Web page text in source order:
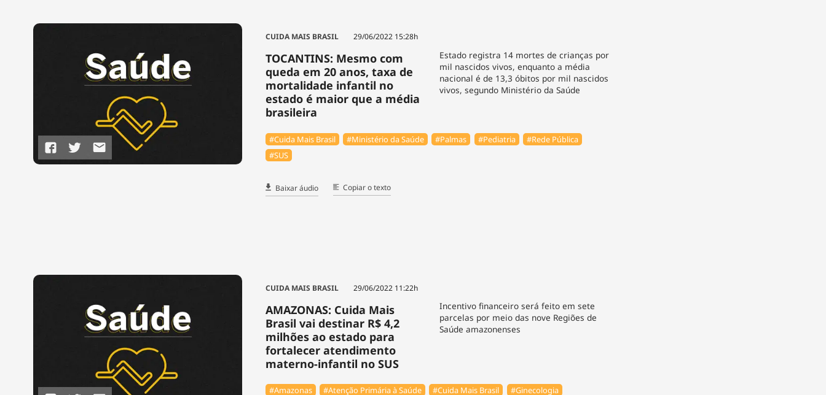
CUIDA MAIS BRASIL 29/06/2022 15:28h
TOCANTINS: Mesmo com
queda em 20 anos, taxa de
mortalidade infantil no
estado é maior que a média
brasileira
Estado registra 14 mortes de crianças por
mil nascidos vivos, enquanto a média
nacional é de 13,3 óbitos por mil nascidos
vivos, segundo Ministério da Saúde
#Cuida Mais Brasil #Ministério da Saúde #Palmas #Pediatria
#Rede Pública
#SUS
Baixar áudio Copiar o texto
CUIDA MAIS BRASIL 29/06/2022 11:22h
AMAZONAS: Cuida Mais
Brasil vai destinar R$ 4,2
milhões ao estado para
fortalecer atendimento
materno-infantil no SUS
Incentivo financeiro será feito em sete
parcelas por meio das nove Regiões de
Saúde amazonenses
#Amazonas #Atenção Primária à Saúde #Cuida Mais Brasil #Ginecologia